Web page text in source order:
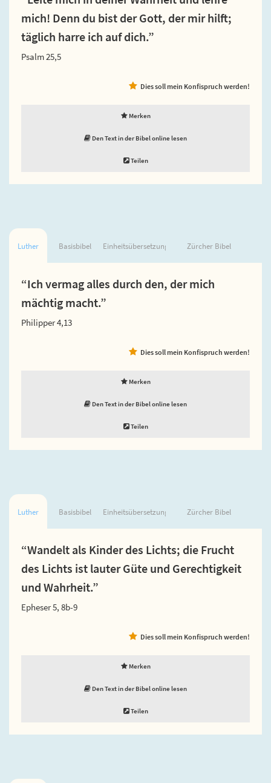
mich! Denn du bist der Gott, der mir hilft;
täglich harre ich auf dich.”
Psalm 25,5
Dies soll mein Konfispruch werden!
Merken
Den Text in der Bibel online lesen
Teilen
Luther Basisbibel Einheitsübersetzung Zürcher Bibel
“Ich vermag alles durch den, der mich
mächtig macht.”
Philipper 4,13
Dies soll mein Konfispruch werden!
Merken
Den Text in der Bibel online lesen
Teilen
Luther Basisbibel Einheitsübersetzung Zürcher Bibel
“Wandelt als Kinder des Lichts; die Frucht
des Lichts ist lauter Güte und Gerechtigkeit
und Wahrheit.”
Epheser 5, 8b-9
Dies soll mein Konfispruch werden!
Merken
Den Text in der Bibel online lesen
Teilen